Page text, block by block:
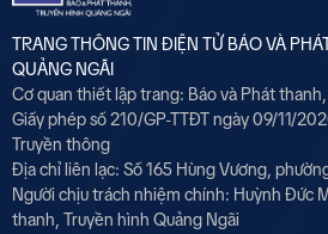
TRANG THÔNG TIN ĐIỆN TỬ BÁO VÀ
QUẢNG NGÃI
Cơ quan thiết lập trang: Báo và Phát
Giấy phép số 210/GP-TTĐT ngày 09/11/
Truyền thông
Địa chỉ liên lạc: Số 165 Hùng Vương,
Người chịu trách nhiệm chính: Huỳnh Đức
thanh, Truyền hình Quảng Ngãi